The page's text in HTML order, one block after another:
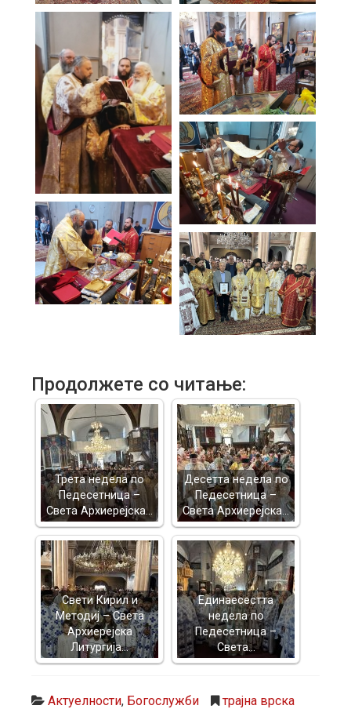
Продолжете со читање:
Трета недела по
Педесетница –
Света Архиерејска…
Десетта недела по
Педесетница –
Света Архиерејска…
Свети Кирил и
Методиј – Света
Архиерејска
Литургија…
Единаесестта
недела по
Педесетница –
Света…
Актуелности, Богослужби трајна врска